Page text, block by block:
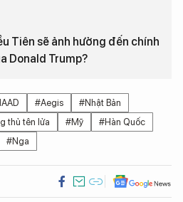
Tiên sẽ ảnh hưởng đến chính
Donald Trump?
#Aegis
#Nhật Bản
thủ tên lửa
#Mỹ
#Hàn Quốc
#Nga